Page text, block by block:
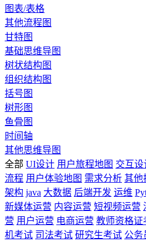
图表/表格
其他流程图
甘特图
基础思维导图
树状结构图
组织结构图
括号图
树形图
鱼骨图
时间轴
其他思维导图
全部 UI设计 用户旅程地图 交互设
流程 用户体验地图 需求分析 其他
架构 java 大数据 后端开发 运维
新媒体运营 内容运营 短视频运营
营 用户运营 电商运营 教师资格证
机考试 司法考试 研究生考试 公务